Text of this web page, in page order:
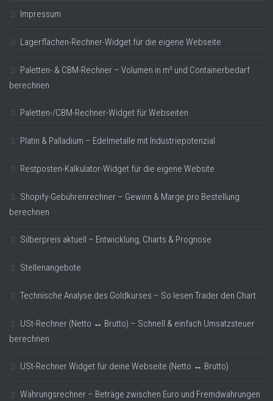
Impressum
Lagerflächen-Rechner-Widget für die eigene Webseite
Paletten- & CBM-Rechner – Volumen in m³ und Containerbedarf
berechnen
Paletten-/CBM-Rechner-Widget für Webseiten
Platin & Palladium – Edelmetalle mit Industriepotenzial
Restposten-Kalkulator-Widget für die eigene Website
Shopify-Gebührenrechner – Gewinn & Marge pro Bestellung
berechnen
Silberpreis aktuell – Entwicklung, Charts & Prognose
Stellenangebote
Technische Analyse des Goldkurses – So lesen Trader den Chart
USt-Rechner (Netto ↔ Brutto) – Schnell & einfach Umsatzsteuer
berechnen
USt-Rechner Widget für deine Webseite (Netto ↔ Brutto)
Währungsrechner – Beträge zwischen Euro und Fremdwährungen